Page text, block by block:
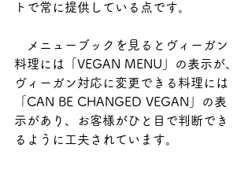
トで常に提供している点です。
メニューブックを見るとヴィーガン
料理には「VEGAN MENU」の表示が、
ヴィーガン対応に変更できる料理には
「CAN BE CHANGED VEGAN」の表
示があり、お客様がひと目で判断でき
るように工夫されています。